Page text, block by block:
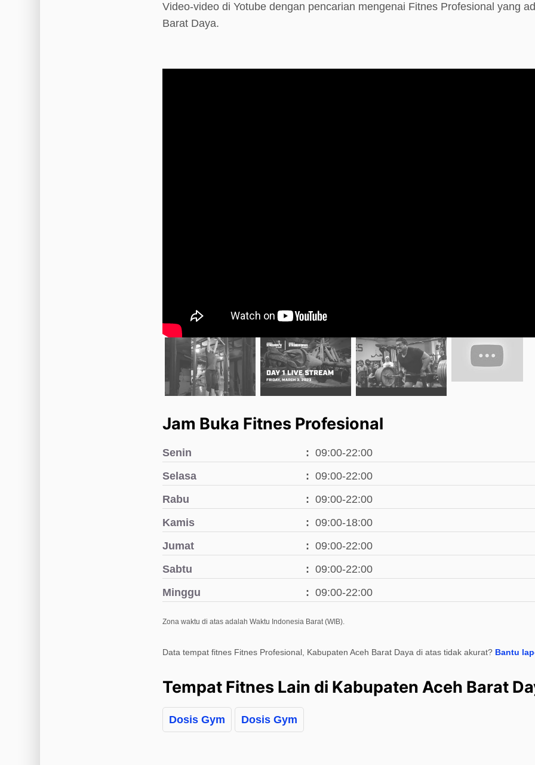
Video-video di Yotube dengan pencarian mengenai Fitnes Profesional yang
Barat Daya.
Jam Buka Fitnes Profesional
Senin
09:00-22:00
Selasa
09:00-22:00
Rabu
09:00-22:00
Kamis
09:00-18:00
Jumat
09:00-22:00
Sabtu
09:00-22:00
Minggu
09:00-22:00
Zona waktu di atas adalah Waktu Indonesia Barat (WIB).
Data tempat fitnes Fitnes Profesional, Kabupaten Aceh Barat Daya di atas tidak akurat? Bantu
Tempat Fitnes Lain di Kabupaten Aceh Barat
Dosis Gym Dosis Gym